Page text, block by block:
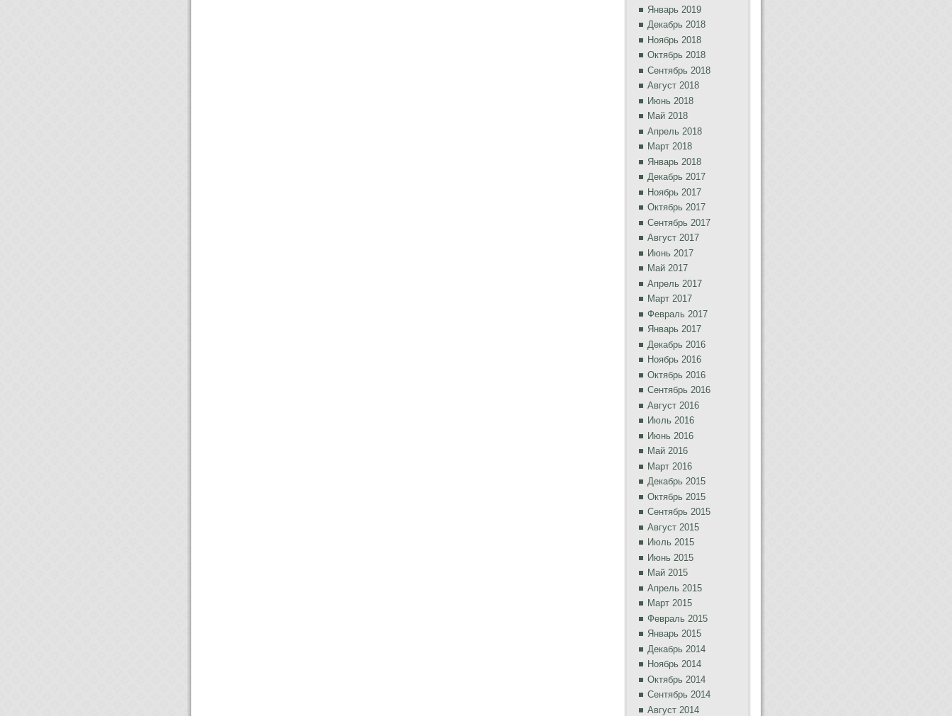
Январь 2019
Декабрь 2018
Ноябрь 2018
Октябрь 2018
Сентябрь 2018
Август 2018
Июнь 2018
Май 2018
Апрель 2018
Март 2018
Январь 2018
Декабрь 2017
Ноябрь 2017
Октябрь 2017
Сентябрь 2017
Август 2017
Июнь 2017
Май 2017
Апрель 2017
Март 2017
Февраль 2017
Январь 2017
Декабрь 2016
Ноябрь 2016
Октябрь 2016
Сентябрь 2016
Август 2016
Июль 2016
Июнь 2016
Май 2016
Март 2016
Декабрь 2015
Октябрь 2015
Сентябрь 2015
Август 2015
Июль 2015
Июнь 2015
Май 2015
Апрель 2015
Март 2015
Февраль 2015
Январь 2015
Декабрь 2014
Ноябрь 2014
Октябрь 2014
Сентябрь 2014
Август 2014